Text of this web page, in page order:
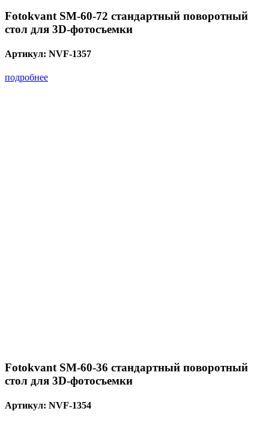
Fotokvant SM-60-72 стандартный поворотный
стол для 3D-фотосъемки
Артикул: NVF-1357
подробнее
Fotokvant SM-60-36 стандартный поворотный
стол для 3D-фотосъемки
Артикул: NVF-1354